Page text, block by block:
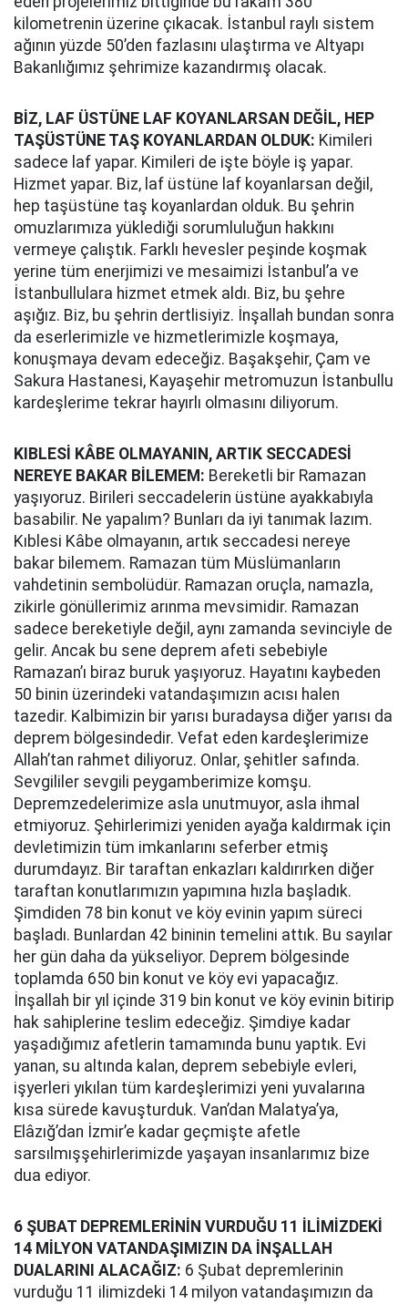
kilometrenin üzerine çıkacak. İstanbul raylı sistem
ağının yüzde 50’den fazlasını ulaştırma ve Altyapı
Bakanlığımız şehrimize kazandırmış olacak.
BİZ, LAF ÜSTÜNE LAF KOYANLARSAN DEĞİL, HEP
TAŞÜSTÜNE TAŞ KOYANLARDAN OLDUK: Kimileri
sadece laf yapar. Kimileri de işte böyle iş yapar.
Hizmet yapar. Biz, laf üstüne laf koyanlarsan değil,
hep taşüstüne taş koyanlardan olduk. Bu şehrin
omuzlarımıza yüklediği sorumluluğun hakkını
vermeye çalıştık. Farklı hevesler peşinde koşmak
yerine tüm enerjimizi ve mesaimizi İstanbul’a ve
İstanbullulara hizmet etmek aldı. Biz, bu şehre
aşığız. Biz, bu şehrin dertlisiyiz. İnşallah bundan sonra
da eserlerimizle ve hizmetlerimizle koşmaya,
konuşmaya devam edeceğiz. Başakşehir, Çam ve
Sakura Hastanesi, Kayaşehir metromuzun İstanbullu
kardeşlerime tekrar hayırlı olmasını diliyorum.
KIBLESİ KÂBE OLMAYANIN, ARTIK SECCADESİ
NEREYE BAKAR BİLEMEM: Bereketli bir Ramazan
yaşıyoruz. Birileri seccadelerin üstüne ayakkabıyla
basabilir. Ne yapalım? Bunları da iyi tanımak lazım.
Kıblesi Kâbe olmayanın, artık seccadesi nereye
bakar bilemem. Ramazan tüm Müslümanların
vahdetinin sembolüdür. Ramazan oruçla, namazla,
zikirle gönüllerimiz arınma mevsimidir. Ramazan
sadece bereketiyle değil, aynı zamanda sevinciyle de
gelir. Ancak bu sene deprem afeti sebebiyle
Ramazan’ı biraz buruk yaşıyoruz. Hayatını kaybeden
50 binin üzerindeki vatandaşımızın acısı halen
tazedir. Kalbimizin bir yarısı buradaysa diğer yarısı da
deprem bölgesindedir. Vefat eden kardeşlerimize
Allah’tan rahmet diliyoruz. Onlar, şehitler safında.
Sevgililer sevgili peygamberimize komşu.
Depremzedelerimize asla unutmuyor, asla ihmal
etmiyoruz. Şehirlerimizi yeniden ayağa kaldırmak için
devletimizin tüm imkanlarını seferber etmiş
durumdayız. Bir taraftan enkazları kaldırırken diğer
taraftan konutlarımızın yapımına hızla başladık.
Şimdiden 78 bin konut ve köy evinin yapım süreci
başladı. Bunlardan 42 bininin temelini attık. Bu sayılar
her gün daha da yükseliyor. Deprem bölgesinde
toplamda 650 bin konut ve köy evi yapacağız.
İnşallah bir yıl içinde 319 bin konut ve köy evinin bitirip
hak sahiplerine teslim edeceğiz. Şimdiye kadar
yaşadığımız afetlerin tamamında bunu yaptık. Evi
yanan, su altında kalan, deprem sebebiyle evleri,
işyerleri yıkılan tüm kardeşlerimizi yeni yuvalarına
kısa sürede kavuşturduk. Van’dan Malatya’ya,
Elâzığ’dan İzmir’e kadar geçmişte afetle
sarsılmışşehirlerimizde yaşayan insanlarımız bize
dua ediyor.
6 ŞUBAT DEPREMLERİNİN VURDUĞU 11 İLİMİZDEKİ
14 MİLYON VATANDAŞIMIZIN DA İNŞALLAH
DUALARINI ALACAĞIZ: 6 Şubat depremlerinin
vurduğu 11 ilimizdeki 14 milyon vatandaşımızın da